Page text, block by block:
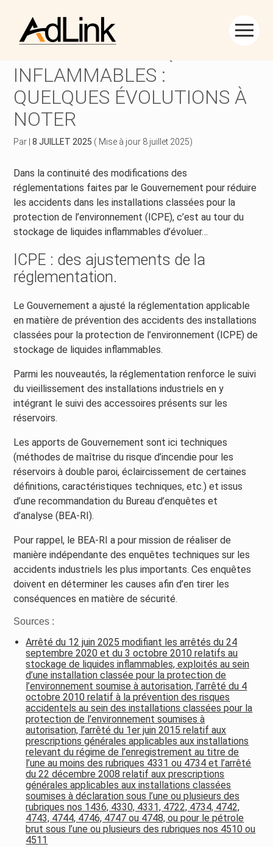
Aller
au
Créer et reprendre une activité
Développer votre entreprise
Construire votre patrimoine
Piloter votre gestion
Gérer vos ressources humaines
Dématérialiser vos documents
INFLAMMABLES :
QUELQUES ÉVOLUTIONS À
NOTER
Par |8 JUILLET 2025 ( Mise à jour 8 juillet 2025)
Dans la continuité des modifications des
réglementations faites par le Gouvernement pour réduire
les accidents dans les installations classées pour la
protection de l’environnement (ICPE), c’est au tour du
stockage de liquides inflammables d’évoluer…
ICPE : des ajustements de la
réglementation.
Le Gouvernement a ajusté la réglementation applicable
en matière de prévention des accidents des installations
classées pour la protection de l’environnement (ICPE) de
stockage de liquides inflammables.
Parmi les nouveautés, la réglementation renforce le suivi
du vieillissement des installations industriels en y
intégrant le suivi des accessoires présents sur les
réservoirs.
Les apports de Gouvernement sont ici techniques
(méthodes de maîtrise du risque d’incendie pour les
réservoirs à double paroi, éclaircissement de certaines
définitions, caractéristiques techniques, etc.) et issus
d’une recommandation du Bureau d’enquêtes et
d’analyse (BEA-RI).
Pour rappel, le BEA-RI a pour mission de réaliser de
manière indépendante des enquêtes techniques sur les
accidents industriels les plus importants. Ces enquêtes
doivent en déterminer les causes afin d’en tirer les
conséquences en matière de sécurité.
Sources :
Arrêté du 12 juin 2025 modifiant les arrêtés du 24
septembre 2020 et du 3 octobre 2010 relatifs au
stockage de liquides inflammables, exploités au sein
d’une installation classée pour la protection de
l’environnement soumise à autorisation, l’arrêté du 4
octobre 2010 relatif à la prévention des risques
accidentels au sein des installations classées pour la
protection de l’environnement soumises à
autorisation, l’arrêté du 1er juin 2015 relatif aux
prescriptions générales applicables aux installations
relevant du régime de l’enregistrement au titre de
l’une au moins des rubriques 4331 ou 4734 et l’arrêté
du 22 décembre 2008 relatif aux prescriptions
générales applicables aux installations classées
soumises à déclaration sous l’une ou plusieurs des
rubriques nos 1436, 4330, 4331, 4722, 4734, 4742,
4743, 4744, 4746, 4747 ou 4748, ou pour le pétrole
brut sous l’une ou plusieurs des rubriques nos 4510 ou
4511